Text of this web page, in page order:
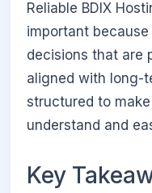
Reliable BDIX
important
decisions that are
aligned with long-
structured to
understand and
Key